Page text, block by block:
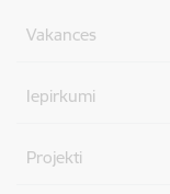
Vakances
Iepirkumi
Projekti